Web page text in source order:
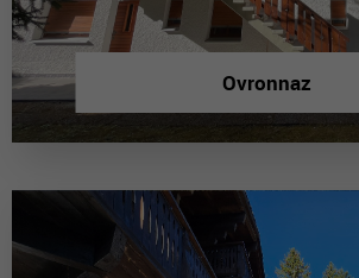
Ovronnaz